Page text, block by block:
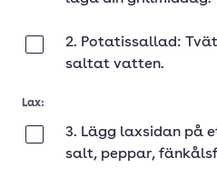
2. Potatissallad:
saltat vatten.
Lax:
3. Lägg laxsidan på
salt, peppar,